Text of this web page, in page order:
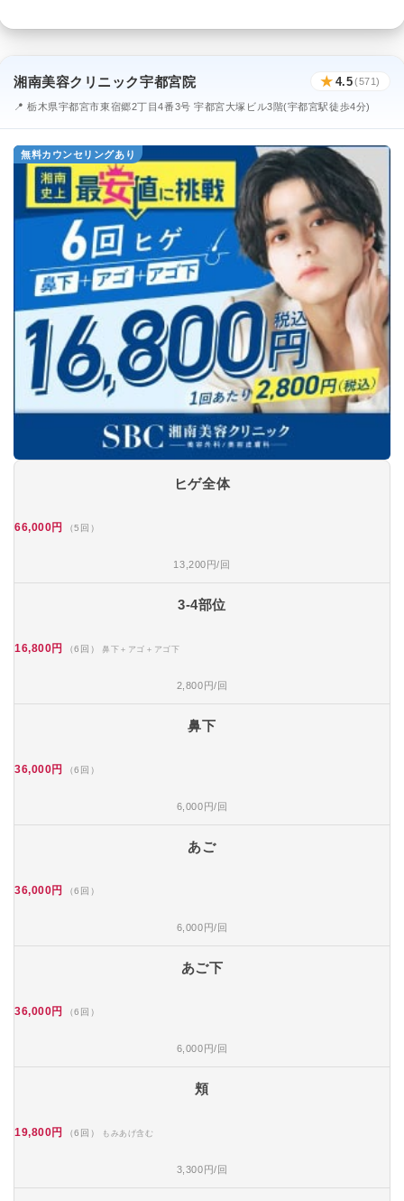
湘南美容クリニック宇都宮院 ★ 4.5(571)
📍 栃木県宇都宮市東宿郷2丁目4番3号 宇都宮大塚ビル3階(宇都宮駅徒歩4分)
無料カウンセリングあり
ヒゲ全体
66,000円 （5回）
13,200円/回
3-4部位
16,800円 （6回） 鼻下＋アゴ＋アゴ下
2,800円/回
鼻下
36,000円 （6回）
6,000円/回
あご
36,000円 （6回）
6,000円/回
あご下
36,000円 （6回）
6,000円/回
頬
19,800円 （6回） もみあげ含む
3,300円/回